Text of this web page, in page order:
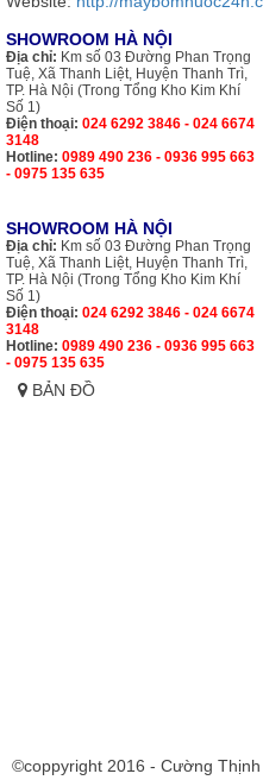
SHOWROOM HÀ NỘI
Địa chỉ: Km số 03 Đường Phan Trọng
Tuệ, Xã Thanh Liệt, Huyện Thanh Trì,
TP. Hà Nội (Trong Tổng Kho Kim Khí
Số 1)
Điện thoại: 024 6292 3846 - 024 6674
3148
Hotline: 0989 490 236 - 0936 995 663
- 0975 135 635
SHOWROOM HÀ NỘI
Địa chỉ: Km số 03 Đường Phan Trọng
Tuệ, Xã Thanh Liệt, Huyện Thanh Trì,
TP. Hà Nội (Trong Tổng Kho Kim Khí
Số 1)
Điện thoại: 024 6292 3846 - 024 6674
3148
Hotline: 0989 490 236 - 0936 995 663
- 0975 135 635
BẢN ĐỒ
©coppyright 2016 - Cường